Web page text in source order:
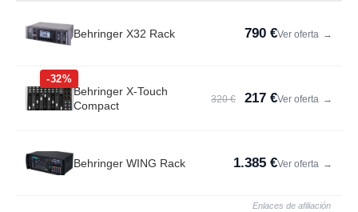
Behringer X32 Rack 790 €Ver oferta →
-32%
Behringer X-Touch
Compact
320 € 217 €Ver oferta →
Behringer WING Rack 1.385 €Ver oferta →
Enlaces de afiliación